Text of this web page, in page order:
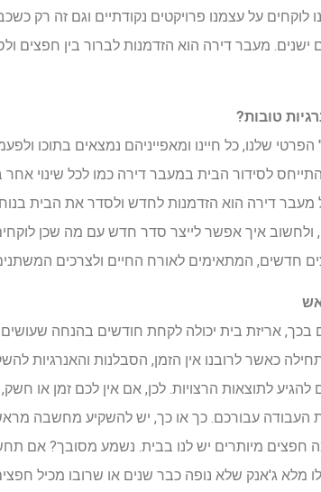
לוקחים על עצמנו פרויקטים נקודתיים וגם זה רק
ישנים. מעבר דירה הוא הזדמנות לברור בין
טובות?
שלנו, כל חיינו ומאפייניהם נמצאים בתוכו
לסידור הבית במעבר דירה כמו לכל שינוי
מעבר דירה הוא הזדמנות לחדש ולסדר את הבית
ולחשוב איך אפשר לייצר סדר חדש עם מה שכן
חדשים, המתאימים לאורח החיים ולצרכים
בכך, אריזת בית יכולה לקחת חודשים בהנחה
כאשר לרובנו אין הזמן, הסבלנות והאנרגיות
להגיע לתוצאות הרצויות. לכן, אם אין לכם זמן או
עבורכם. כך או כך, יש להשקיע מחשבה
חפצים מיותרים יש לנו בבית. נשמע מסובך? אם
מלא ג'אנק שלא נופה כבר שנים או שרובו מכיל